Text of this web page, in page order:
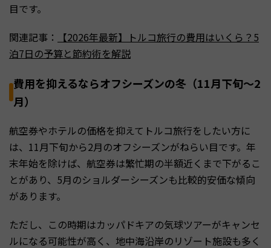
目です。
関連記事：
【2026年最新】トルコ旅行の費用はいくら？5
泊7日の予算と節約術を解説
費用を抑えるならオフシーズンの冬（11月下旬〜2
月）
航空券やホテルの価格を抑えてトルコ旅行をしたい方に
は、11月下旬から2月のオフシーズンがねらい目です。年
末年始を除けば、航空券は繁忙期の半額近くまで下がるこ
とがあり、5月のショルダーシーズンも比較的安価な傾向
があります。
ただし、この時期はカッパドキアの気球ツアーがキャンセ
ルになる可能性が高く、地中海沿岸のリゾート施設も多く